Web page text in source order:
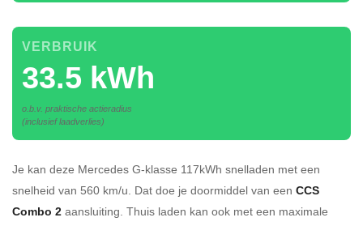
33.5 kWh
VERBRUIK
o.b.v. praktische actieradius
(inclusief laadverlies)
Je kan deze Mercedes G-klasse 117kWh snelladen met een
snelheid van 560 km/u. Dat doe je doormiddel van een CCS
Combo 2 aansluiting. Thuis laden kan ook met een maximale